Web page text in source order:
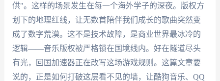
供"。这样的场景发生在每一个海外学子的深夜。版权方
划下的地理红线，让无数首陪伴我们成长的歌曲突然变
成了数字荒漠。这不是技术故障，是商业世界最冰冷的
逻辑——音乐版权被严格锁在国境线内。好在隧道尽头
有光，回国加速器正在改写这场游戏规则。这篇文章要
说的，正是如何打破这层看不见的墙，让酷狗音乐、QQ